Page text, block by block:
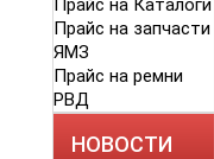
Прайс на Каталоги
Прайс на запчасти
ЯМЗ
Прайс на ремни
РВД
НОВОСТИ